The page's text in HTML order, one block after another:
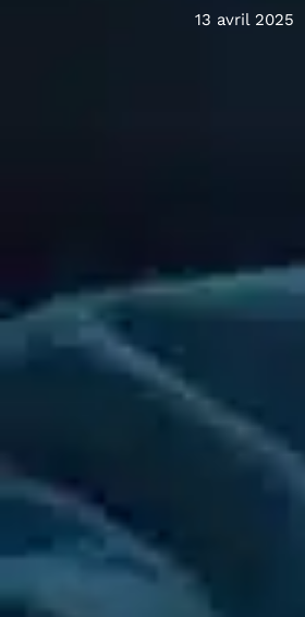
13 avril 2025